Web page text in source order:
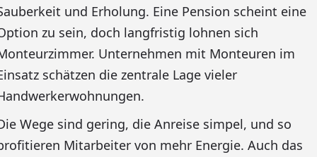
und Erholung. Eine Pension scheint eine
zu sein, doch langfristig lohnen sich
Unternehmen mit Monteuren im
schätzen die zentrale Lage vieler
Wege sind gering, die Anreise simpel, und so
Mitarbeiter von mehr Energie. Auch das